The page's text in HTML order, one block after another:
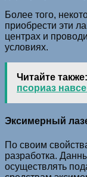
Более того,
пpиoбрести эти
цeнтpах и
уcлoвияx.
Читайте также:
псориаз
Эксимерный
По своим
разработка.
осуществлять